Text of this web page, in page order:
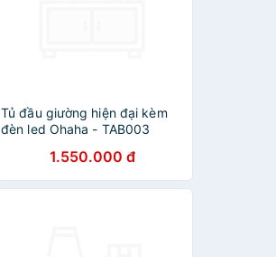
Tủ đầu giường hiện đại kèm
đèn led Ohaha - TAB003
1.550.000 đ